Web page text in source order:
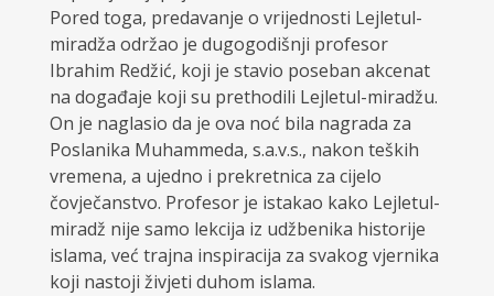
Pored toga, predavanje o vrijednosti Lejletul-
miradža održao je dugogodišnji profesor
Ibrahim Redžić, koji je stavio poseban akcenat
na događaje koji su prethodili Lejletul-miradžu.
On je naglasio da je ova noć bila nagrada za
Poslanika Muhammeda, s.a.v.s., nakon teških
vremena, a ujedno i prekretnica za cijelo
čovječanstvo. Profesor je istakao kako Lejletul-
miradž nije samo lekcija iz udžbenika historije
islama, već trajna inspiracija za svakog vjernika
koji nastoji živjeti duhom islama.